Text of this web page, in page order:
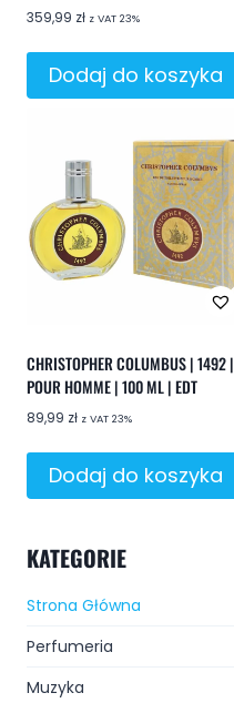
359,99 zł z VAT 23%
Dodaj do koszyka
CHRISTOPHER COLUMBUS | 1492 |
POUR HOMME | 100 ML | EDT
89,99 zł z VAT 23%
Dodaj do koszyka
KATEGORIE
Strona Główna
Perfumeria
Muzyka